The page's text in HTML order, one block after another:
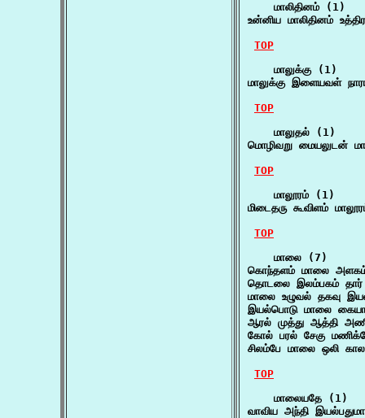
    மாலிதினம் (1)
உன்னிய மாலிதினம்
TOP
    மாலுக்கு (1)
மாலுக்கு இளையவள்
TOP
    மாலுதல் (1)
மொழிவறு மையலுடன்
TOP
    மாலூரம் (1)
மிடைதரு கூவிளம்
TOP
    மாலை (7)
கொந்தளம் மாலை
தொடலை இலம்பகம்
மாலை உழுவல் தகவு
இயல்பொடு மாலை
ஆரல் முத்து ஆத்தி
கோல் பரல் சேகு
சிலம்பே மாலை ஒலி
TOP
    மாலையதே (1)
வாவிய அந்தி